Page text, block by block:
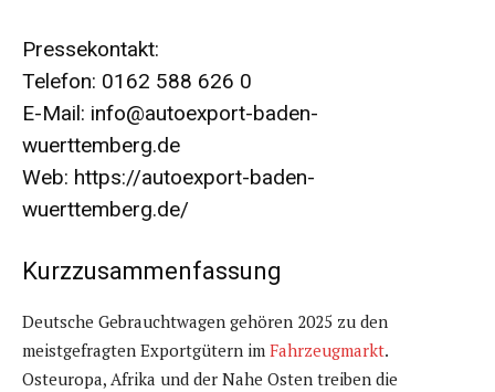
Pressekontakt:
Telefon: 0162 588 626 0
E-Mail: info@autoexport-baden-
wuerttemberg.de
Web: https://autoexport-baden-
wuerttemberg.de/
Kurzzusammenfassung
Deutsche Gebrauchtwagen gehören 2025 zu den
meistgefragten Exportgütern im Fahrzeugmarkt.
Osteuropa, Afrika und der Nahe Osten treiben die